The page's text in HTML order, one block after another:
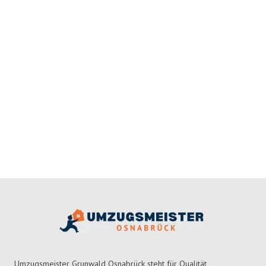
Umzugsmeister Grunwald Osnabrück steht für Qualität,